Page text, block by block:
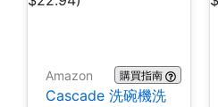
Amazon 購買指南
Cascade 洗碗機洗